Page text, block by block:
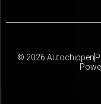
© 2026 Autochippen